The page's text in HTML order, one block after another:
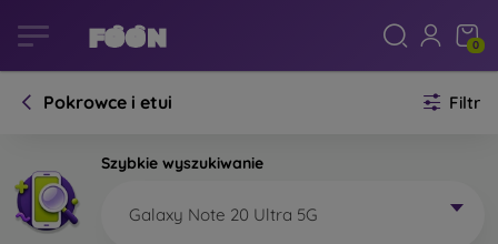
0
Pokrowce i etui Filtr
Szybkie wyszukiwanie
Galaxy Note 20 Ultra 5G